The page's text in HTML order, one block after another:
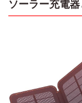
ソーラー充電